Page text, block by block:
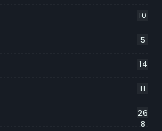
10
5
14
11
26
8